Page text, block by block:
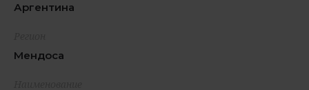
Аргентина
Мендоса